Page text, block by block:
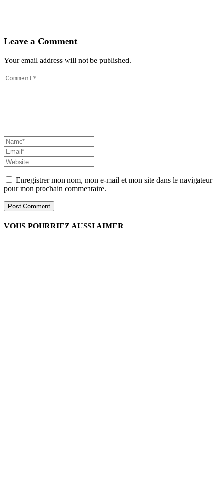
Leave a Comment
Your email address will not be published.
Enregistrer mon nom, mon e-mail et mon site dans le navigateur
pour mon prochain commentaire.
VOUS POURRIEZ AUSSI AIMER